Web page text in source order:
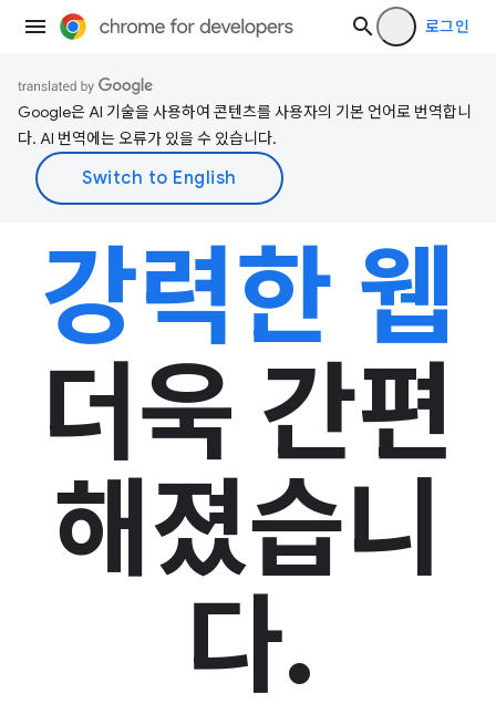
로그인
Google은 AI 기술을 사용하여 콘텐츠를 사용자의 기본 언어로 번역합니
다. AI 번역에는 오류가 있을 수 있습니다.
강력한 웹
더욱 간편
해졌습니
다.